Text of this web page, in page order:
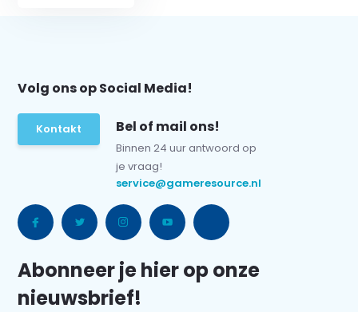
Volg ons op Social Media!
Kontakt Bel of mail ons!
Binnen 24 uur antwoord op
je vraag!
service@gameresource.nl
Abonneer je hier op onze
nieuwsbrief!